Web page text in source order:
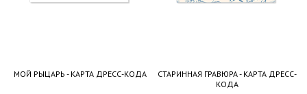
МОЙ РЫЦАРЬ - КАРТА ДРЕСС-КОДА
СТАРИННАЯ ГРАВЮРА - КАРТА ДРЕСС-
КОДА